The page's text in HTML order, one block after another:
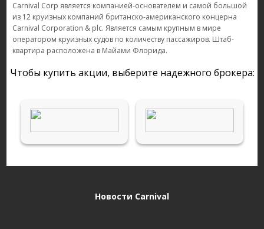
Carnival Corp является компанией-основателем и самой большой
из 12 круизных компаний британско-американского концерна
Carnival Corporation & plc. Является самым крупным в мире
оператором круизных судов по количеству пассажиров. Штаб-
квартира расположена в Майами Флорида.
Чтобы купить акции, выберите надежного брокера:
Новости Carnival